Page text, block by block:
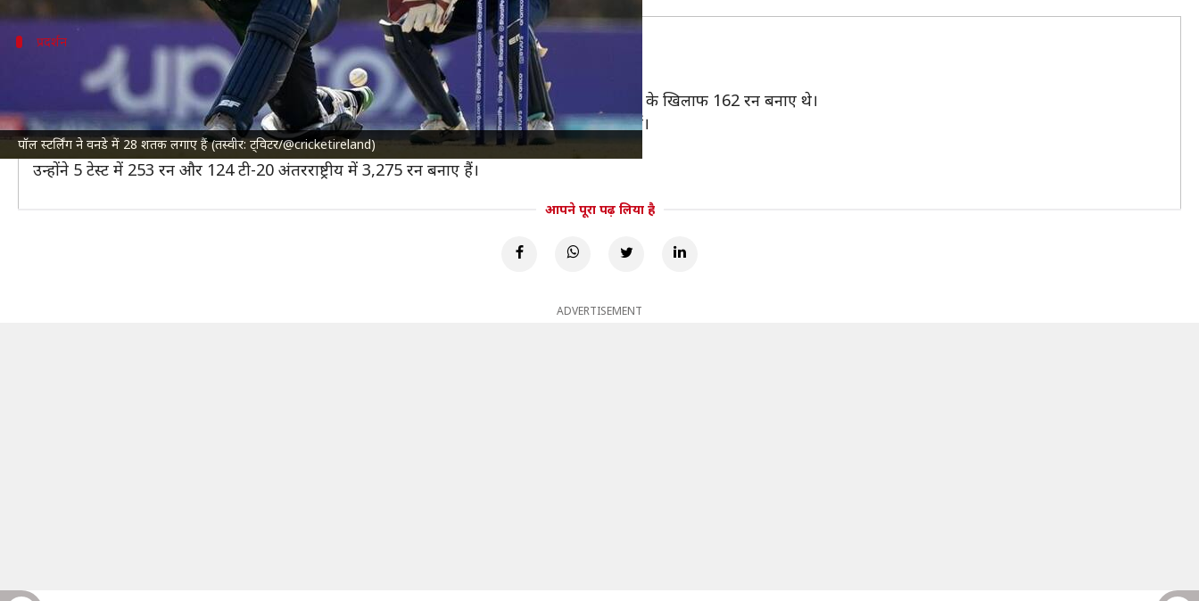
पॉल स्टर्लिंग ने वनडे में 28 शतक लगाए हैं (तस्वीर: ट्विटर/@cricketireland)
प्रदर्शन
स्टर्लिंग ने टी-20 अंतरराष्ट्रीय में 3,275 रन बनाए
ने ओमान के खिलाफ 27 गेंदों पर 23, स्कॉटलैंड के खिलाफ 0, श्रीलंका के खिलाफ 6 रन और UAE के खिलाफ 162 रन बनाए थे।
1 जुलाई, 2008 को न्यूजीलैंड के खिलाफ वनडे डेब्यू करने वाले स्टर्लिंग ने अपने करियर में 153 वनडे खेले हैं।
इस दौरान 148 पारियों में उन्होंने 38.50 की औसत और 87.38 की स्ट्राइक रेट से 5,583 रन बनाए हैं।
उन्होंने 5 टेस्ट में 253 रन और 124 टी-20 अंतरराष्ट्रीय में 3,275 रन बनाए हैं।
आपने पूरा पढ़ लिया है
ADVERTISEMENT